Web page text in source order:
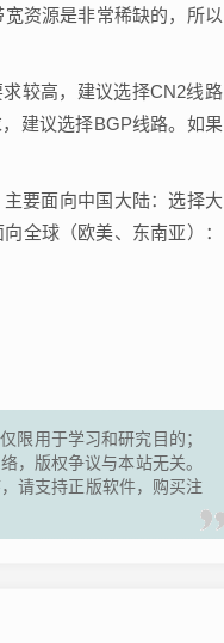
资源是非常稀缺的，所以
较高，建议选择CN2线路
建议选择BGP线路。如果
要面向中国大陆：选择大
全球（欧美、东南亚）：
限用于学习和研究目的；
，版权争议与本站无关。
请支持正版软件，购买注